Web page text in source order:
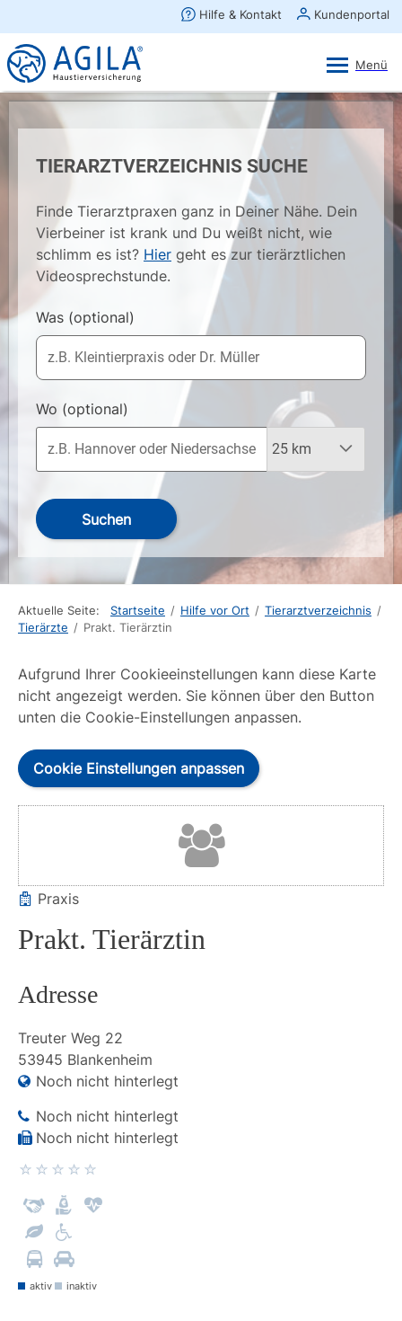
TIERARZTVERZEICHNIS SUCHE
Finde Tierarztpraxen ganz in Deiner Nähe. Dein
Vierbeiner ist krank und Du weißt nicht, wie
schlimm es ist? Hier geht es zur tierärztlichen
Videosprechstunde.
Was (optional)
Wo (optional)
Suchen
Aktuelle Seite: Startseite / Hilfe vor Ort / Tierarztverzeichnis /
Tierärzte / Prakt. Tierärztin
Aufgrund Ihrer Cookieeinstellungen kann diese Karte
nicht angezeigt werden. Sie können über den Button
unten die Cookie-Einstellungen anpassen.
Cookie Einstellungen anpassen
Praxis
Prakt. Tierärztin
Adresse
Treuter Weg 22
53945 Blankenheim
Noch nicht hinterlegt
Noch nicht hinterlegt
Noch nicht hinterlegt
aktiv inaktiv
×
AGILA Kunden-App
Gratis - Im Play Store laden
Ansehen